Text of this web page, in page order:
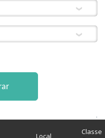
.
Local
Classe